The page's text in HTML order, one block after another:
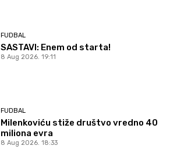
FUDBAL
SASTAVI: Enem od starta!
8 Aug 2026. 19:11
FUDBAL
Milenkoviću stiže društvo vredno 40
miliona evra
8 Aug 2026. 18:33